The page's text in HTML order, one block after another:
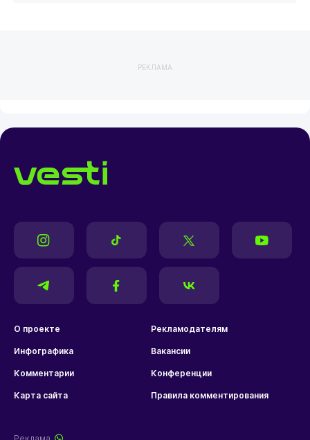
РЕКЛАМА
О проекте Рекламодателям
Инфографика Вакансии
Комментарии Конференции
Карта сайта Правила комментирования